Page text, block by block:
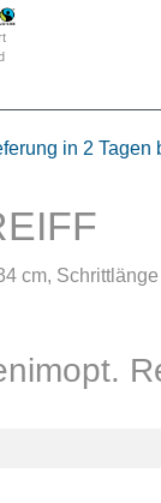
in 2 Tagen
cm, Schrittlänge